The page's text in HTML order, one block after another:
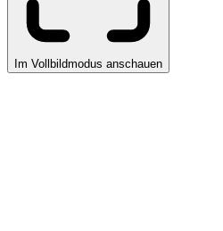
Im Vollbildmodus anschauen